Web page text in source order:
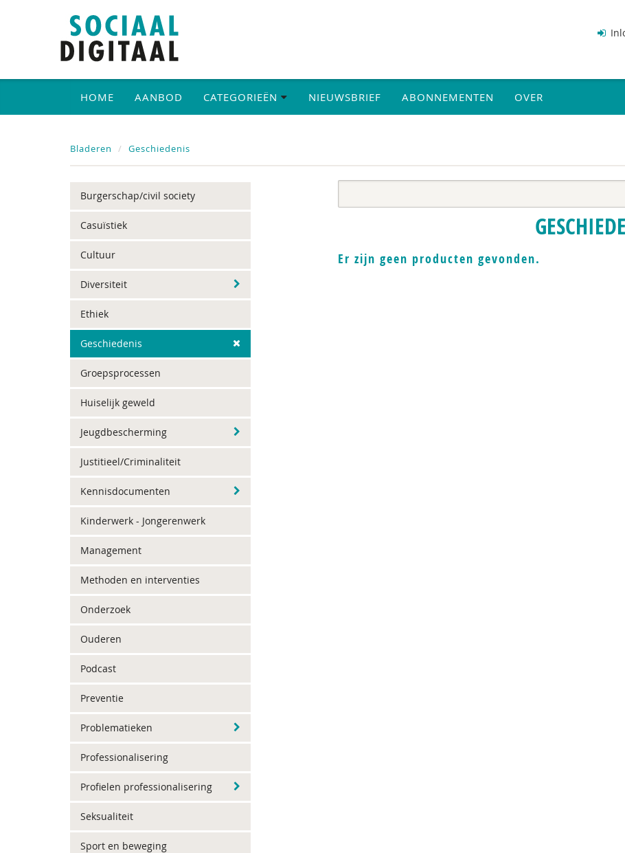
HOME AANBOD CATEGORIEËN NIEUWSBRIEF ABONNEMENTEN OVER
Bladeren Geschiedenis
Burgerschap/civil society
Casuïstiek
Cultuur
Diversiteit
Ethiek
Geschiedenis
Groepsprocessen
Huiselijk geweld
Jeugdbescherming
Justitieel/Criminaliteit
Kennisdocumenten
Kinderwerk - Jongerenwerk
Management
Methoden en interventies
Onderzoek
Ouderen
Podcast
Preventie
Problematieken
Professionalisering
Profielen professionalisering
Seksualiteit
Sport en beweging
Er zijn geen producten gevonden.